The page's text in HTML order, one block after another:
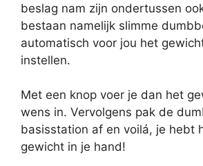
beslag nam zijn ondertussen
bestaan namelijk slimme
automatisch voor jou het
instellen.
Met een knop voer je dan het
wens in. Vervolgens pak de
basisstation af en voilá, je hebt
gewicht in je hand!